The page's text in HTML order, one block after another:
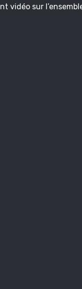
vidéo sur